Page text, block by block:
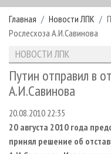
РУБРИКИ И ТЕМЫ
РУБРИКИ ЖУРНАЛА
ЛЕСОЗАГОТОВКА
ЛЕСОПИЛЕНИЕ
СУШКА ДРЕВЕСИНЫ
ПРОИЗВОДСТВО
НОВОСТИ
НОВОСТИ ЛПК
НОВОСТИ ЖУРНАЛА
ПРОЕКТЫ ЛПИ
АНАЛИТИКА
ПРЕДПРИЯТИЯ ЛПК
ПЕРСОНЫ
МОБИЛЬНЫЕ
АРХИВ ЖУРНАЛОВ
О ЖУРНАЛЕ
ПОДПИСКА
КОНТАКТЫ
РЕКЛАМОДАТЕЛЯМ
РЕКЛАМА
РЕКЛАМА НА САЙТЕ
Главная Новости ЛПК
Рослесхоза А.И.Савинова
НОВОСТИ ЛПК
Путин отправил в
А.И.Савинова
20.08.2010 22:35
20 августа 2010 года
принял решение об